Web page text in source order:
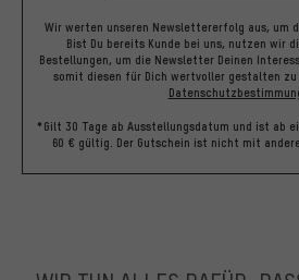
Wir werten unseren Newslettererfolg aus, um
Bist Du bereits Kunde bei uns, nutzen wir
Bestellungen, um die Newsletter Deinen
somit diesen für Dich wertvoller gestalten zu
*Gilt 30 Tage ab Ausstellungsdatum und ist ab
60 € gültig. Der Gutschein ist nicht mit